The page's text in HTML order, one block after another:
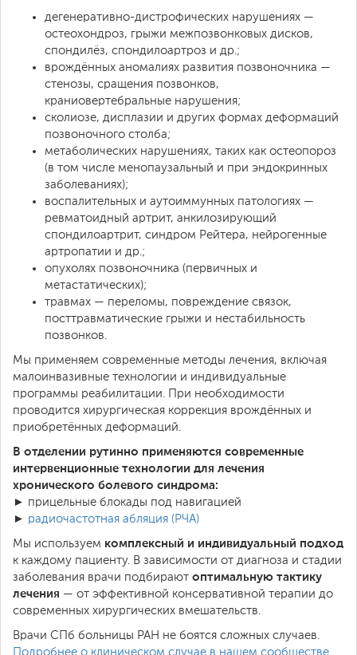
дегенеративно-дистрофических нарушениях —
остеохондроз, грыжи межпозвонковых дисков,
спондилёз, спондилоартроз и др.;
врождённых аномалиях развития позвоночника —
стенозы, сращения позвонков,
краниовертебральные нарушения;
сколиозе, дисплазии и других формах деформаций
позвоночного столба;
метаболических нарушениях, таких как остеопороз
(в том числе менопаузальный и при эндокринных
заболеваниях);
воспалительных и аутоиммунных патологиях —
ревматоидный артрит, анкилозирующий
спондилоартрит, синдром Рейтера, нейрогенные
артропатии и др.;
опухолях позвоночника (первичных и
метастатических);
травмах — переломы, повреждение связок,
посттравматические грыжи и нестабильность
позвонков.
Мы применяем современные методы лечения, включая
малоинвазивные технологии и индивидуальные
программы реабилитации. При необходимости
проводится хирургическая коррекция врождённых и
приобретённых деформаций.
В отделении рутинно применяются современные
интервенционные технологии для лечения
хронического болевого синдрома:
► прицельные блокады под навигацией
► радиочастотная абляция (РЧА)
Мы используем комплексный и индивидуальный подход
к каждому пациенту. В зависимости от диагноза и стадии
заболевания врачи подбирают оптимальную тактику
лечения — от эффективной консервативной терапии до
современных хирургических вмешательств.
Врачи СПб больницы РАН не боятся сложных случаев.
Подробнее о клиническом случае в нашем сообществе